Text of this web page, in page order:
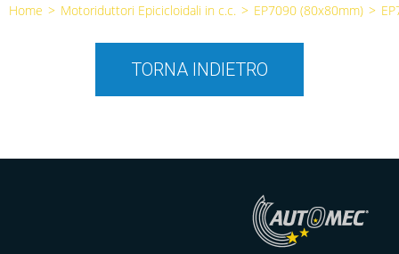
Home > Motoriduttori Epicicloidali in c.c. > EP7090 (80x80mm) >
TORNA INDIETRO